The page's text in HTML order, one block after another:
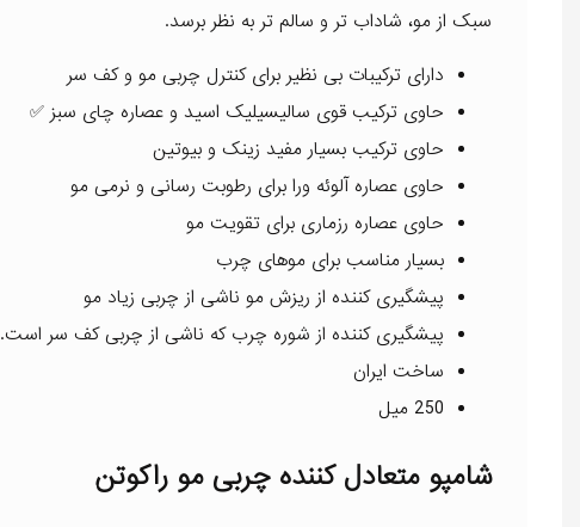
سبک از مو، شاداب تر و سالم تر به نظر برسد.
دارای ترکیبات بی نظیر برای کنترل چربی مو و کف سر
حاوی ترکیب قوی سالیسیلیک اسید و عصاره چای سبز ✅
حاوی ترکیب بسیار مفید زینک و بیوتین
حاوی عصاره آلوئه ورا برای رطوبت رسانی و نرمی مو
حاوی عصاره رزماری برای تقویت مو
بسیار مناسب برای موهای چرب
پیشگیری کننده از ریزش مو ناشی از چربی زیاد مو
پیشگیری کننده از شوره چرب که ناشی از چربی کف سر است.
ساخت ایران
250 میل
شامپو متعادل کننده چربی مو راکوتن